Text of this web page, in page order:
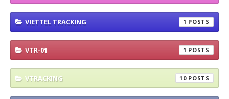
VIETTEL TRACKING 1
VTR-01 1
VTRACKING 10